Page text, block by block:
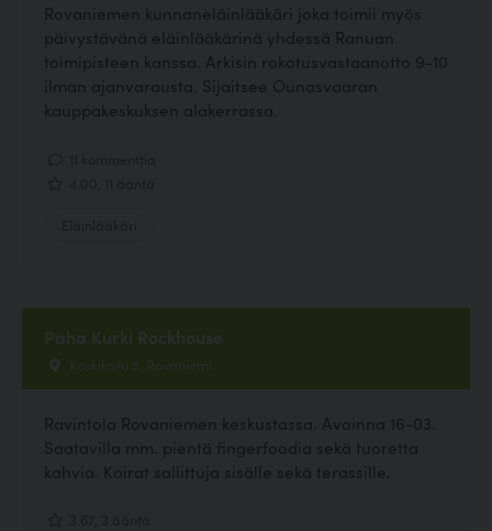
Rovaniemen kunnaneläinlääkäri joka toimii myös
päivystävänä eläinlääkärinä yhdessä Ranuan
toimipisteen kanssa. Arkisin rokotusvastaanotto 9-10
ilman ajanvarausta. Sijaitsee Ounasvaaran
kauppakeskuksen alakerrassa.
Paha Kurki Rockhouse
Koskikatu 5, Rovaniemi
Ravintola Rovaniemen keskustassa. Avoinna 16-03.
Saatavilla mm. pientä fingerfoodia sekä tuoretta
kahvia. Koirat sallittuja sisälle sekä terassille.